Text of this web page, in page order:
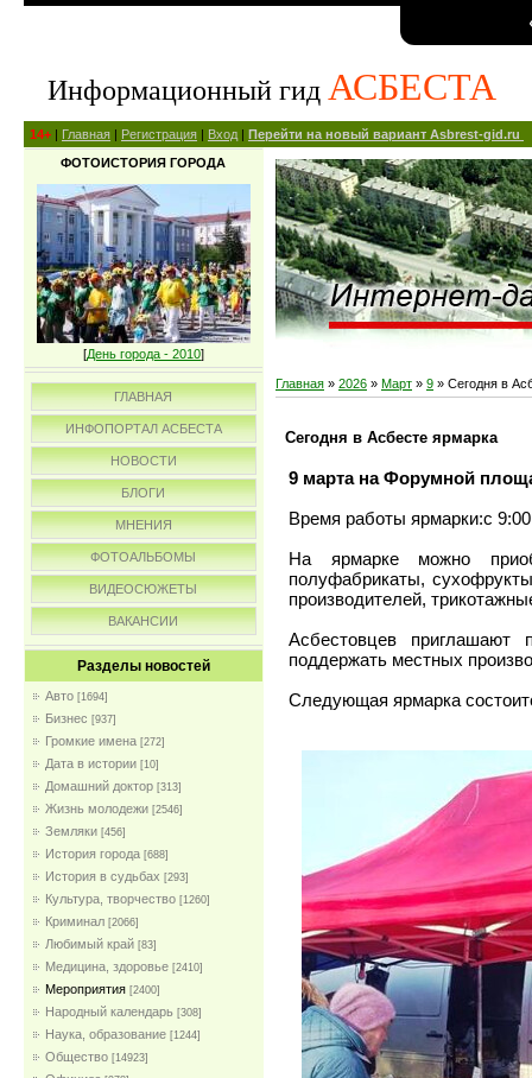
Информационный гид АСБЕСТА
14+ | Главная | Регистрация | Вход | Перейти на новый вариант Asbrest-gid.ru
ФОТОИСТОРИЯ ГОРОДА
[День города - 2010]
ГЛАВНАЯ
ИНФОПОРТАЛ АСБЕСТА
НОВОСТИ
БЛОГИ
МНЕНИЯ
ФОТОАЛЬБОМЫ
ВИДЕОСЮЖЕТЫ
ВАКАНСИИ
Разделы новостей
Авто [1694]
Бизнес [937]
Громкие имена [272]
Дата в истории [10]
Домашний доктор [313]
Жизнь молодежи [2546]
Земляки [456]
История города [688]
История в судьбах [293]
Культура, творчество [1260]
Криминал [2066]
Любимый край [83]
Медицина, здоровье [2410]
Мероприятия [2400]
Народный календарь [308]
Наука, образование [1244]
Общество [14923]
Главная » 2026 » Март » 9 » Сегодня в
Сегодня в Асбесте ярмарка
9 марта на Форумной
Время работы ярмарки:с
На ярмарке можно
полуфабрикаты,
производителей,
Асбестовцев приглашают
поддержать местных
Следующая ярмарка